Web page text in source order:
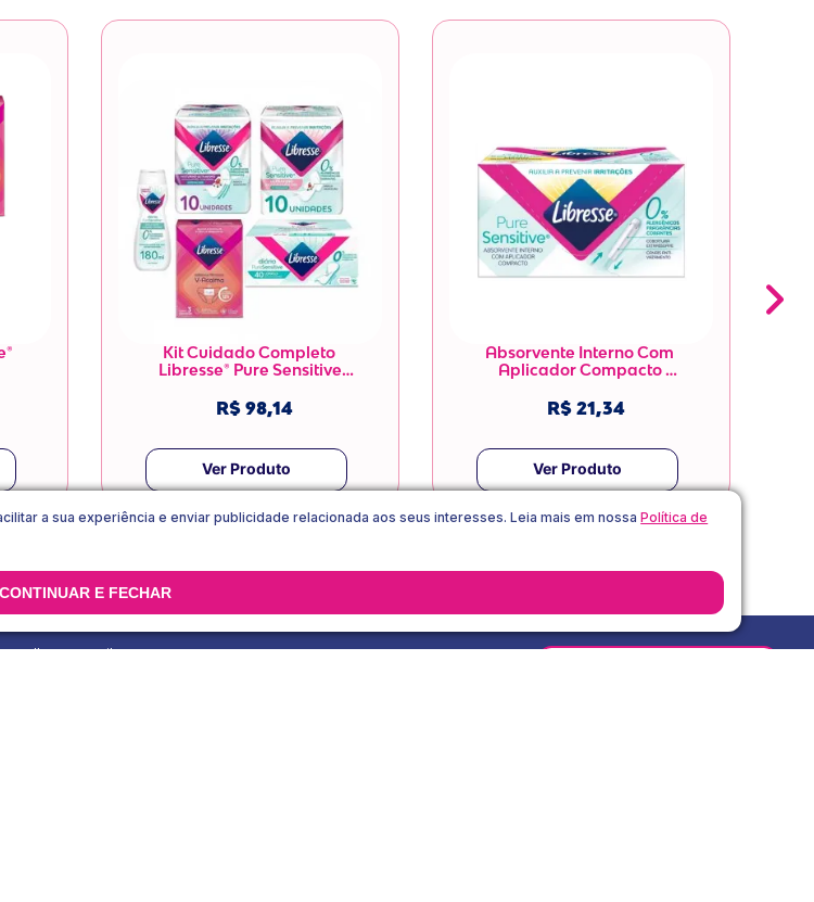
a sua experiência e enviar publicidade relacionada aos seus interesses. Leia mais em nossaPolítica de
CONTINUAR E FECHAR
Kit Cuidado Completo
Libresse® Pure Sensitive
R$ 98,14
Ver Produto
Absorvente Interno Com
Aplicador Compacto
R$ 21,34
Ver Produto